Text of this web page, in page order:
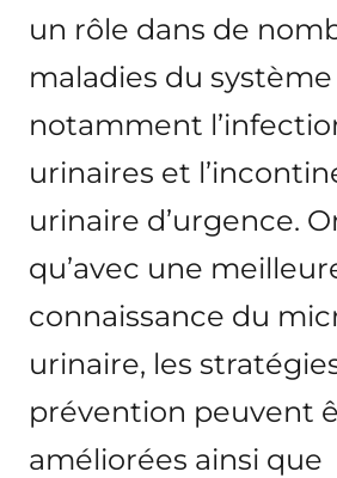
un rôle dans de
maladies du
notamment
urinaires et
urinaire d’urgence.
qu’avec une
connaissance du
urinaire, les
prévention peuvent
améliorées ainsi que